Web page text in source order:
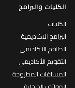
الكليات والبرامج
الكليات
البرامج الاكاديمية
الطاقم الاكاديمي
التقويم الأكاديمي
المساقات المطروحة